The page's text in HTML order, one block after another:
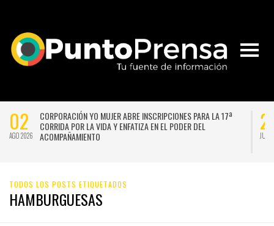
02
AGO 2026
CORPORACIÓN YO MUJER ABRE INSCRIPCIONES PARA LA 17ª
CORRIDA POR LA VIDA Y ENFATIZA EN EL PODER DEL
ACOMPAÑAMIENTO
JUL
TODOS LOS POSTS ETIQUETADOS
HAMBURGUESAS